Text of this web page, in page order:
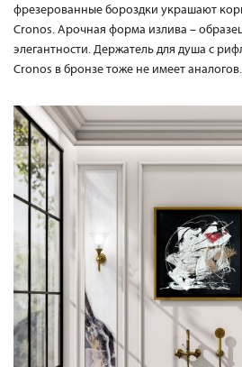
фрезерованные бороздки украшают
Cronos. Арочная форма излива –
элегантности. Держатель для душа с
Cronos в бронзе тоже не имеет аналогов.